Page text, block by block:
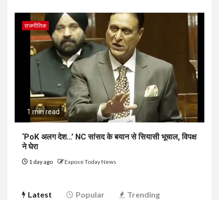
राजनीतिक
1 min read
‘PoK अलग देश…’ NC सांसद के बयान से सियासी भूचाल, विपक्ष
ने घेरा
1 day ago Expose Today News
Latest Popular Trending